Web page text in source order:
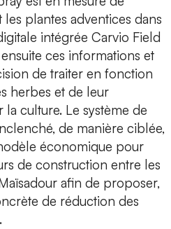
plantes adventices dans
intégrée Carvio Field
ces informations et
de traiter en fonction
herbes et de leur
culture. Le système de
de manière ciblée,
économique pour
de construction entre les
afin de proposer,
de réduction des